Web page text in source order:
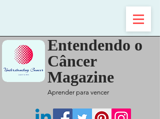
Entendendo o
Câncer
Magazine
Aprender para vencer